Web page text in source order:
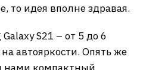
то идея вполне здравая.
S21 – от 5 до 6
автояркости. Опять же